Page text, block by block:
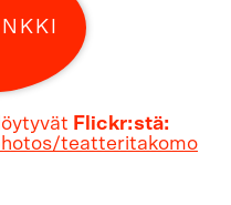
Flickr:stä:
teatteritakomo